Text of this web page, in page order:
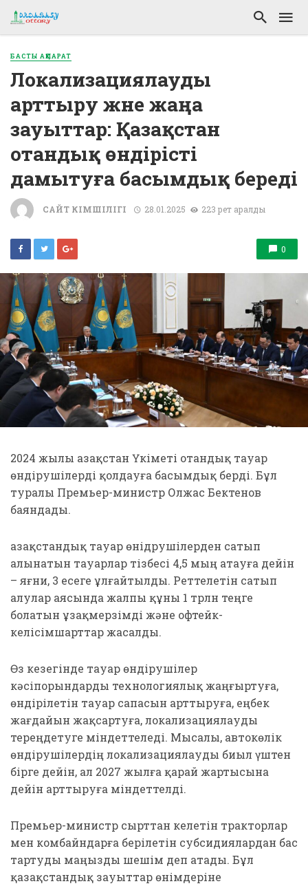
БАСТЫ АҚПАРАТ
Локализациялауды
арттыру және жаңа
зауыттар: Қазақстан
отандық өндірісті
дамытуға басымдық береді
САЙТ ӘКІМШІЛІГІ 28.01.2025 223 рет қаралды
0
2024 жылы Қазақстан Үкіметі отандық тауар
өндірушілерді қолдауға басымдық берді. Бұл
туралы Премьер-министр Олжас Бектенов
баяндады.
Қазақстандық тауар өнідрушілерден сатып
алынатын тауарлар тізбесі 4,5 мың атауға дейін
– яғни, 3 есеге ұлғайтылды. Реттелетін сатып
алулар аясында жалпы құны 1 трлн теңге
болатын ұзақмерзімді және офтейк-
келісімшарттар жасалды.
Өз кезегінде тауар өндірушілер
кәсіпорындарды технологиялық жаңғыртуға,
өндірілетін тауар сапасын арттыруға, еңбек
жағдайын жақсартуға, локализациялауды
тереңдетуге міндеттеледі. Мысалы, автокөлік
өндірушілердің локализациялауды биыл үштен
бірге дейін, ал 2027 жылға қарай жартысына
дейін арттыруға міндеттелді.
Премьер-министр сырттан келетін тракторлар
мен комбайндарға берілетін субсидиялардан бас
тартуды маңызды шешім деп атады. Бұл
қазақстандық зауыттар өнімдеріне